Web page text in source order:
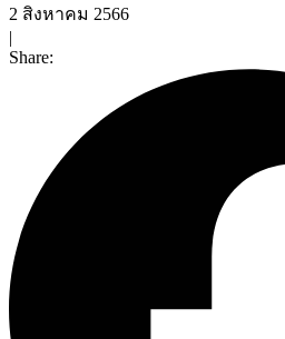
2 สิงหาคม 2566
|
Share: